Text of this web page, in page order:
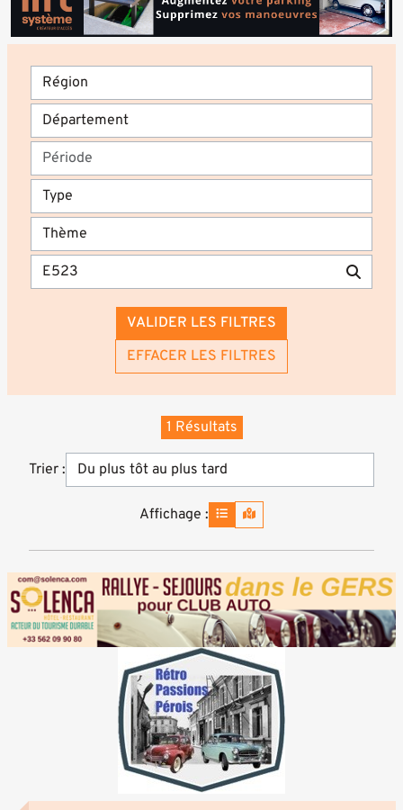
VALIDER LES FILTRES
EFFACER LES FILTRES
Trier :
1 Résultats
Affichage :